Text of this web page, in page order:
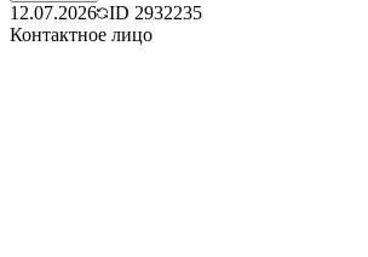
12.07.2026 ID 2932235
Контактное лицо